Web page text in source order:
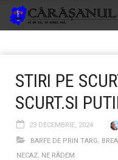
STIRI PE
SCURT.SI
23 DECEMBRIE, 2024
BARFE DE PRIN TARG,
NECAZ, NE RÂDEM